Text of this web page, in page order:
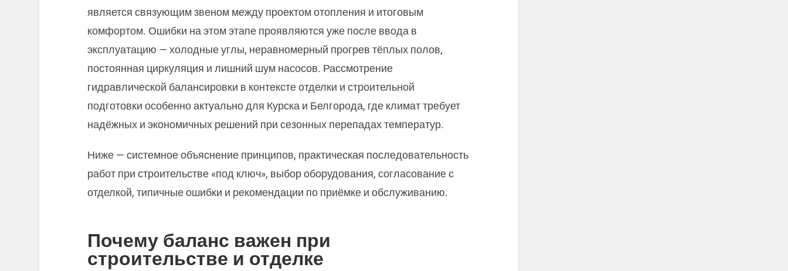
является связующим звеном между проектом отопления и итоговым
комфортом. Ошибки на этом этапе проявляются уже после ввода в
эксплуатацию — холодные углы, неравномерный прогрев тёплых полов,
постоянная циркуляция и лишний шум насосов. Рассмотрение
гидравлической балансировки в контексте отделки и строительной
подготовки особенно актуально для Курска и Белгорода, где климат требует
надёжных и экономичных решений при сезонных перепадах температур.
Ниже — системное объяснение принципов, практическая последовательность
работ при строительстве «под ключ», выбор оборудования, согласование с
отделкой, типичные ошибки и рекомендации по приёмке и обслуживанию.
Почему баланс важен при
строительстве и отделке